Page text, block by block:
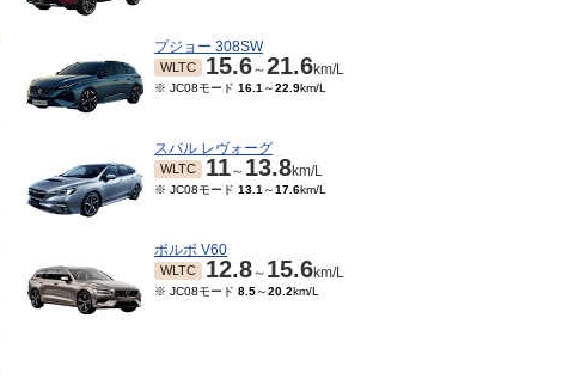
プジョー 308SW
WLTC 15.6～21.6km/L
※ JC08モード 16.1 ～22.9km/L
スバル レヴォーグ
WLTC 11～ 13.8km/L
※ JC08モード 13.1 ～17.6km/L
ボルボ V60
WLTC 12.8～ 15.6km/L
※ JC08モード 8.5～20.2km/L